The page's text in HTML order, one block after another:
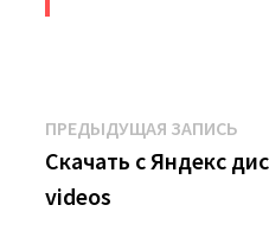
Навигация
по
ПРЕДЫДУЩАЯ ЗАПИСЬ
Скачать с Яндекс
videos